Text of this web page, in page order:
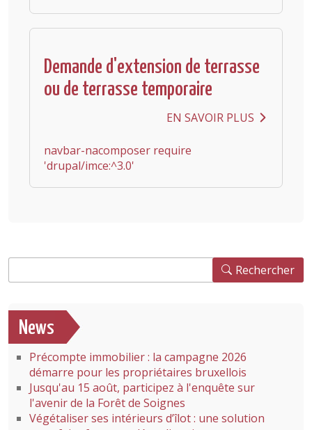
Demande d'extension de terrasse
ou de terrasse temporaire
EN SAVOIR PLUS
navbar-nacomposer require
'drupal/imce:^3.0'
Rechercher
News
Précompte immobilier : la campagne 2026
démarre pour les propriétaires bruxellois
Jusqu'au 15 août, participez à l'enquête sur
l'avenir de la Forêt de Soignes
Végétaliser ses intérieurs d’îlot : une solution